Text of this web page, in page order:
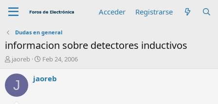
Acceder Registrarse
Dudas en general
informacion sobre detectores inductivos
A
t
r
jaoreb
F
c
Feb 24, 2006
J jaoreb